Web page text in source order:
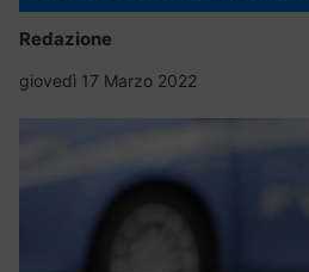
Redazione
giovedì 17 Marzo 2022